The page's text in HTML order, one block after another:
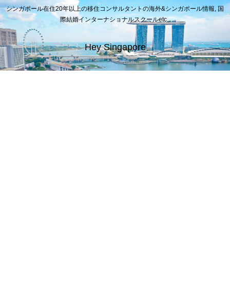
シンガポール在住20年以上の移住コンサルタントの海外&シンガポール情報, 国
際結婚インターナショナルスクールetc..
Hey Singapore